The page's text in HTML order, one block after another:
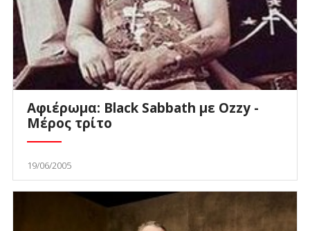
Αφιέρωμα: Black Sabbath με Ozzy -
Μέρος τρίτο
19/06/2005